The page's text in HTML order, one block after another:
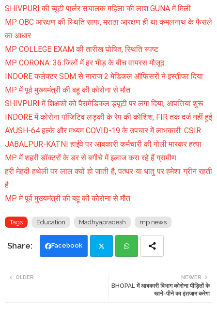
SHIVPURI की ब्यूटी पार्लर संचालक महिला की लाश GUNA में मिली
MP OBC आरक्षण की स्थिति साफ, मराठा आरक्षण ही था कमलनाथ के फैसले
का आधार
MP COLLEGE EXAM की तारीख घोषित, स्थिति स्पष्ट
MP CORONA: 36 जिलों में हर भीड़ के बीच वायरस मौजूद
INDORE कलेक्टर SDM से नाराज 2 मेडिकल ऑफिसरों ने इस्तीफा दिया
MP में पूर्व मुख्यमंत्री की बहू की कोरोना से मौत
SHIVPURI में शिक्षकों को पैरामेडिकल ड्यूटी पर लगा दिया, आपत्तियां शुरू
INDORE में कोरोना पॉजिटिव लड़की के रेप की कोशिश, FIR तक दर्ज नहीं हुई
AYUSH-64 हल्के और मध्यम COVID-19 के उपचार में लाभकारी: CSIR
JABALPUR-KATNI हाईवे पर आबकारी कर्मचारी की गोली मारकर हत्या
MP में शहरी डॉक्टरों के डर से बगीचे में इलाज करा रहे हैं ग्रामीण
हरी मेहंदी हथेली पर लाल क्यों हो जाती है, पत्थर या धातु पर हमेशा ग्रीन रहती
है
MP में पूर्व मुख्यमंत्री की बहू की कोरोना से मौत
Tags Education Madhyapradesh mp news
Facebook
ats
NEWER
BHOPAL में आबकारी विभाग कोरोना पीड़ितों के
खाने-पीने का इंतजाम करेगा
OLDER